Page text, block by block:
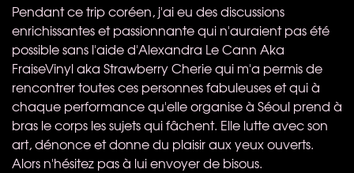
Pendant ce trip coréen, j'ai eu des discussions
enrichissantes et passionnante qui n'auraient pas été
possible sans l'aide d'Alexandra Le Cann Aka
FraiseVinyl aka Strawberry Cherie qui m'a permis de
rencontrer toutes ces personnes fabuleuses et qui à
chaque performance qu'elle organise à Séoul prend à
bras le corps les sujets qui fâchent. Elle lutte avec son
art, dénonce et donne du plaisir aux yeux ouverts.
Alors n'hésitez pas à lui envoyer de bisous.